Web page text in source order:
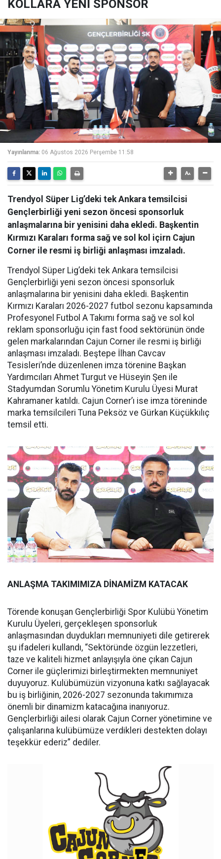
KOLLARA YENİ SPONSOR
Yayınlanma: 06 Ağustos 2026 Perşembe 11:58
Trendyol Süper Lig’deki tek Ankara temsilcisi
Gençlerbirliği yeni sezon öncesi sponsorluk
anlaşmalarına bir yenisini daha ekledi. Başkentin
Kırmızı Karaları forma sağ ve sol kol içirn Cajun
Corner ile resmi iş birliği anlaşması imzaladı.
Trendyol Süper Lig’deki tek Ankara temsilcisi
Gençlerbirliği yeni sezon öncesi sponsorluk
anlaşmalarına bir yenisini daha ekledi. Başkentin
Kırmızı Karaları 2026-2027 futbol sezonu kapsamında
Profesyonel Futbol A Takımı forma sağ ve sol kol
reklam sponsorluğu için fast food sektörünün önde
gelen markalarından Cajun Corner ile resmi iş birliği
anlaşması imzaladı. Beştepe İlhan Cavcav
Tesisleri’nde düzenlenen imza törenine Başkan
Yardımcıları Ahmet Turgut ve Hüseyin Şen ile
Stadyumdan Sorumlu Yönetim Kurulu Üyesi Murat
Kahramaner katıldı. Cajun Corner’ı ise imza töreninde
marka temsilcileri Tuna Peksöz ve Gürkan Küçükkılıç
temsil etti.
ANLAŞMA TAKIMIMIZA DİNAMİZM KATACAK
Törende konuşan Gençlerbirliği Spor Kulübü Yönetim
Kurulu Üyeleri, gerçekleşen sponsorluk
anlaşmasından duydukları memnuniyeti dile getirerek
şu ifadeleri kullandı, “Sektöründe özgün lezzetleri,
taze ve kaliteli hizmet anlayışıyla öne çıkan Cajun
Corner ile güçlerimizi birleştirmekten memnuniyet
duyuyoruz. Kulübümüzün vizyonuna katkı sağlayacak
bu iş birliğinin, 2026-2027 sezonunda takımımıza
önemli bir dinamizm katacağına inanıyoruz.
Gençlerbirliği ailesi olarak Cajun Corner yönetimine ve
çalışanlarına kulübümüze verdikleri destekten dolayı
teşekkür ederiz” dediler.